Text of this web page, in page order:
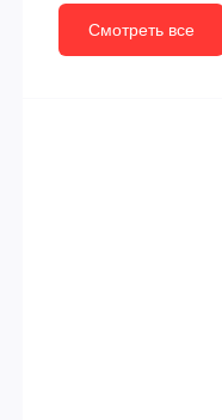
Смотреть все